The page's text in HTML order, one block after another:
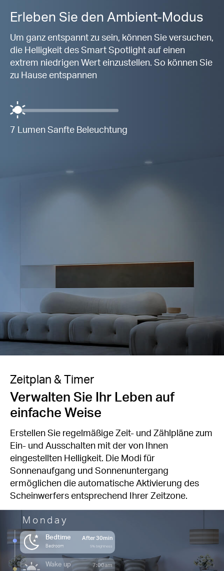
Erleben Sie den Ambient-Modus
Um ganz entspannt zu sein, können Sie versuchen,
die Helligkeit des Smart Spotlight auf einen
extrem niedrigen Wert einzustellen. So können Sie
zu Hause entspannen
7 Lumen Sanfte Beleuchtung
Zeitplan & Timer
Verwalten Sie Ihr Leben auf
einfache Weise
Erstellen Sie regelmäßige Zeit- und Zählpläne zum
Ein- und Ausschalten mit der von Ihnen
eingestellten Helligkeit. Die Modi für
Sonnenaufgang und Sonnenuntergang
ermöglichen die automatische Aktivierung des
Scheinwerfers entsprechend Ihrer Zeitzone.
Monday
Bedtime After 30min
Bedroom 5% brightness
Wake up 7:00am